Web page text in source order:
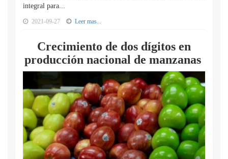
integral para...
2021-09-27 Leer mas...
Crecimiento de dos dígitos en
producción nacional de manzanas